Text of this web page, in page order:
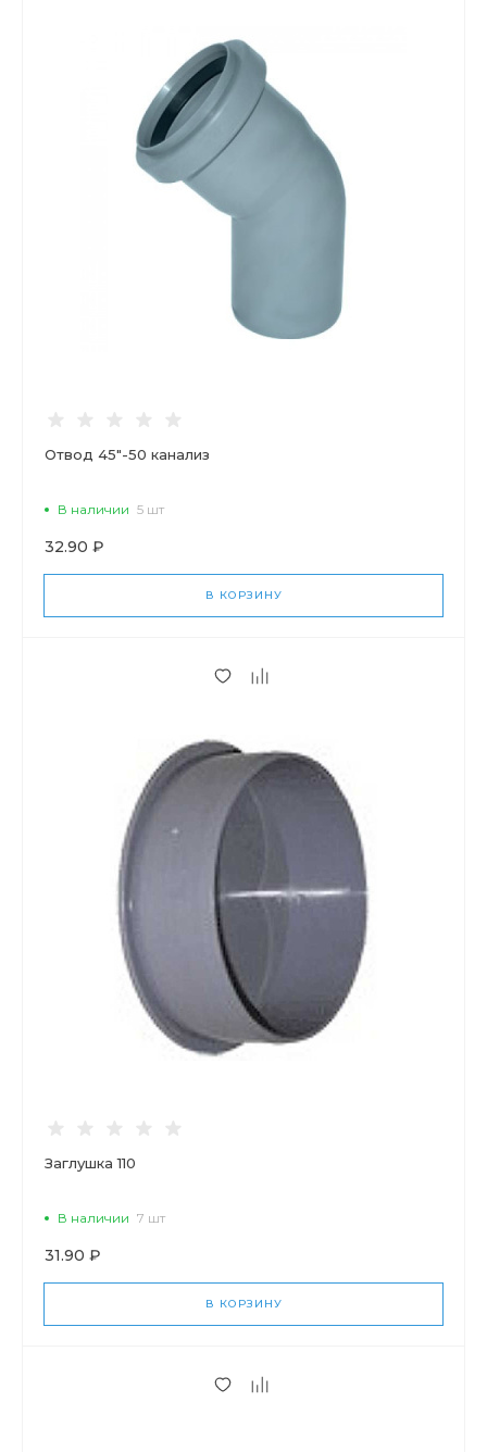
Отвод 45"-50 канализ
В наличии 5 шт
32.90 ₽
В КОРЗИНУ
Заглушка 110
В наличии 7 шт
31.90 ₽
В КОРЗИНУ